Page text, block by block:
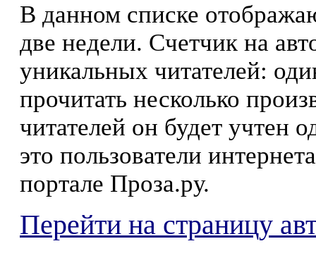
В данном списке
две недели. Счетчик на
уникальных читателей:
прочитать несколько
читателей он будет учтен
это пользователи
портале Проза.ру.
Перейти на страницу